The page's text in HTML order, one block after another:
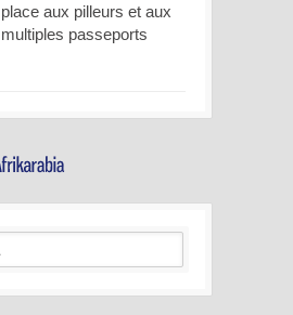
place aux pilleurs et aux
multiples passeports